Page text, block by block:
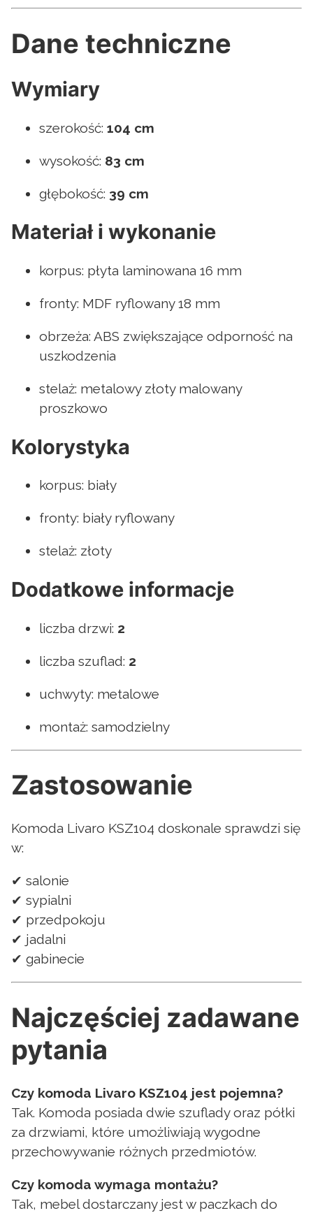
Dane techniczne
Wymiary
szerokość: 104 cm
wysokość: 83 cm
głębokość: 39 cm
Materiał i wykonanie
korpus: płyta laminowana 16 mm
fronty: MDF ryflowany 18 mm
obrzeża: ABS zwiększające odporność na
uszkodzenia
stelaż: metalowy złoty malowany
proszkowo
Kolorystyka
korpus: biały
fronty: biały ryflowany
stelaż: złoty
Dodatkowe informacje
liczba drzwi: 2
liczba szuflad: 2
uchwyty: metalowe
montaż: samodzielny
Zastosowanie
Komoda Livaro KSZ104 doskonale sprawdzi się
w:
✔ salonie
✔ sypialni
✔ przedpokoju
✔ jadalni
✔ gabinecie
Najczęściej zadawane
pytania
Czy komoda Livaro KSZ104 jest pojemna?
Tak. Komoda posiada dwie szuflady oraz półki
za drzwiami, które umożliwiają wygodne
przechowywanie różnych przedmiotów.
Czy komoda wymaga montażu?
Tak, mebel dostarczany jest w paczkach do